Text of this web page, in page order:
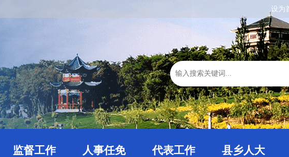
设为
监督工作 人事任免 代表工作 县乡人大